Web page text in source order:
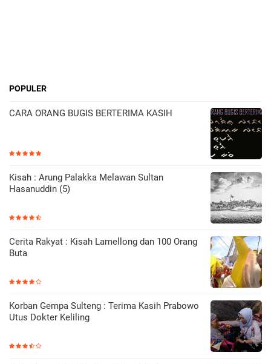
POPULER
CARA ORANG BUGIS BERTERIMA KASIH
Kisah : Arung Palakka Melawan Sultan
Hasanuddin (5)
Cerita Rakyat : Kisah Lamellong dan 100 Orang
Buta
Korban Gempa Sulteng : Terima Kasih Prabowo
Utus Dokter Keliling